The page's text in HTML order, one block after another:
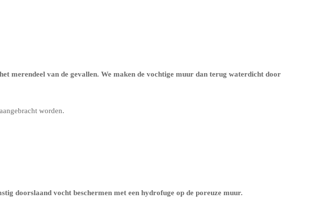
merendeel van de gevallen. We maken de vochtige muur dan terug waterdicht door
worden.
doorslaand vocht beschermen met een hydrofuge op de poreuze muur.